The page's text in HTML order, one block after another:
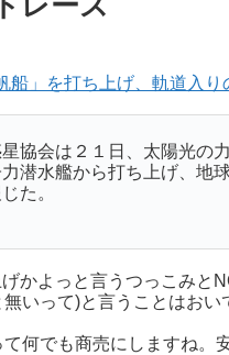
船」を打ち上げ、軌道入り
協会は２１日、太陽光の
潜水艦から打ち上げ、地
た。
かよっと言うつっこみと
いって)と言うことはお
何でも商売にしますね。